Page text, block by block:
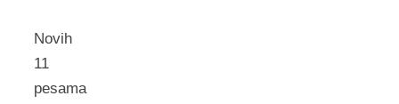
Novih
11
pesama